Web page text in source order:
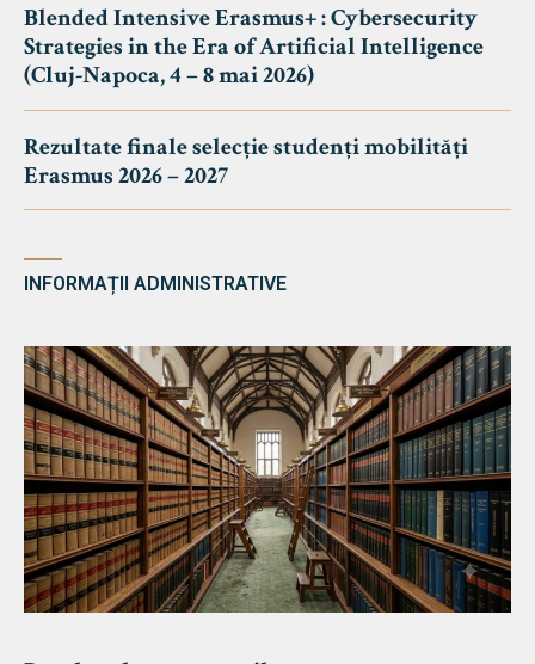
Blended Intensive Erasmus+ : Cybersecurity
Strategies in the Era of Artificial Intelligence
(Cluj-Napoca, 4 – 8 mai 2026)
Rezultate finale selecție studenți mobilități
Erasmus 2026 – 2027
INFORMAȚII ADMINISTRATIVE